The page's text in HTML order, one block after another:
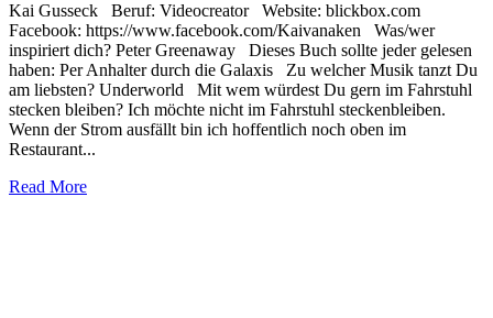
Kai Gusseck Beruf: Videocreator Website: blickbox.com
Facebook: https://www.facebook.com/Kaivanaken Was/wer
inspiriert dich? Peter Greenaway Dieses Buch sollte jeder gelesen
haben: Per Anhalter durch die Galaxis Zu welcher Musik tanzt Du
am liebsten? Underworld Mit wem würdest Du gern im Fahrstuhl
stecken bleiben? Ich möchte nicht im Fahrstuhl steckenbleiben.
Wenn der Strom ausfällt bin ich hoffentlich noch oben im
Restaurant...
Read More